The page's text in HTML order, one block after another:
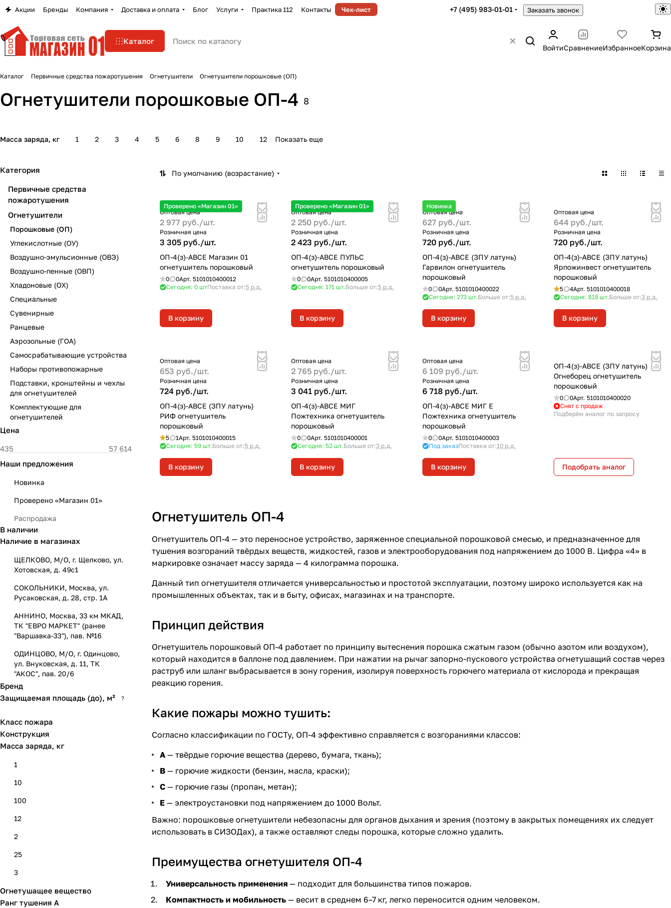
Акции Бренды Компания Доставка и оплата Блог Услуги Практика 112 Контакты Чек-лист +7 (495) 983-01-01 Заказать звонок
Каталог
ВойтиСравнениеИзбранноеКорзина
Каталог Первичные средства пожаротушения Огнетушители Огнетушители порошковые (ОП)
Огнетушители порошковые ОП-4 8
Масса заряда, кг 1 2 3 4 5 6 8 9 10 12 Показать еще
По умолчанию (возрастание)
Проверено «Магазин 01»
Оптовая цена
2 977 руб./шт.
Розничная цена
3 305 руб./шт.
ОП-4(з)-ABCE Магазин 01
огнетушитель порошковый
0 0Арт. 5101010400012
Сегодня: 0 штПоставка от:5 р.д.
В корзину
Проверено «Магазин 01»
Оптовая цена
2 250 руб./шт.
Розничная цена
2 423 руб./шт.
ОП-4(з)-ABCE ПУЛЬС
огнетушитель порошковый
0 0Арт. 5101010400005
Сегодня: 171 шт.Больше от:5 р.д.
В корзину
Новинка
Оптовая цена
627 руб./шт.
Розничная цена
720 руб./шт.
ОП-4(з)-ABCE (ЗПУ латунь)
Гарвилон огнетушитель
порошковый
0 0Арт. 5101010400022
Сегодня: 273 шт.Больше от:5 р.д.
В корзину
Оптовая цена
644 руб./шт.
Розничная цена
720 руб./шт.
ОП-4(з)-ABCE (ЗПУ латунь)
Ярпожинвест огнетушитель
порошковый
5 4Арт. 5101010400018
Сегодня: 818 шт.Больше от:3 р.д.
В корзину
Оптовая цена
653 руб./шт.
Розничная цена
724 руб./шт.
ОП-4(з)-ABCE (ЗПУ латунь)
РИФ огнетушитель
порошковый
5 1Арт. 5101010400015
Сегодня: 59 шт.Больше от:5 р.д.
В корзину
Оптовая цена
2 765 руб./шт.
Розничная цена
3 041 руб./шт.
ОП-4(з)-ABCE МИГ
Пожтехника огнетушитель
порошковый
0 0Арт. 5101010400001
Сегодня: 52 шт.Больше от:3 р.д.
В корзину
Оптовая цена
6 109 руб./шт.
Розничная цена
6 718 руб./шт.
ОП-4(з)-АВСЕ МИГ Е
Пожтехника огнетушитель
порошковый
0 0Арт. 5101010400003
Под заказПоставка от:10 р.д.
В корзину
ОП-4(з)-ABCE (ЗПУ латунь)
Огнеборец огнетушитель
порошковый
0 0Арт. 5101010400020
Снят с продаж
Подберём аналог по запросу
Подобрать аналог
Огнетушитель ОП-4
Огнетушитель ОП-4 — это переносное устройство, заряженное специальной порошковой смесью, и предназначенное для
тушения возгораний твёрдых веществ, жидкостей, газов и электрооборудования под напряжением до 1000 В. Цифра «4» в
маркировке означает массу заряда — 4 килограмма порошка.
Данный тип огнетушителя отличается универсальностью и простотой эксплуатации, поэтому широко используется как на
промышленных объектах, так и в быту, офисах, магазинах и на транспорте.
Принцип действия
Огнетушитель порошковый ОП-4 работает по принципу вытеснения порошка сжатым газом (обычно азотом или воздухом),
который находится в баллоне под давлением. При нажатии на рычаг запорно-пускового устройства огнетушащий состав через
раструб или шланг выбрасывается в зону горения, изолируя поверхность горючего материала от кислорода и прекращая
реакцию горения.
Какие пожары можно тушить:
Согласно классификации по ГОСТу, ОП-4 эффективно справляется с возгораниями классов:
A — твёрдые горючие вещества (дерево, бумага, ткань);
B — горючие жидкости (бензин, масла, краски);
C — горючие газы (пропан, метан);
E — электроустановки под напряжением до 1000 Вольт.
Важно: порошковые огнетушители небезопасны для органов дыхания и зрения (поэтому в закрытых помещениях их следует
использовать в СИЗОДах), а также оставляют следы порошка, которые сложно удалить.
Преимущества огнетушителя ОП-4
Универсальность применения — подходит для большинства типов пожаров.
Компактность и мобильность — весит в среднем 6–7 кг, легко переносится одним человеком.
Категория
Первичные средства
пожаротушения
Огнетушители
Порошковые (ОП)
Углекислотные (ОУ)
Воздушно-эмульсионные (ОВЭ)
Воздушно-пенные (ОВП)
Хладоновые (ОХ)
Специальные
Сувенирные
Ранцевые
Аэрозольные (ГОА)
Самосрабатывающие устройства
Наборы противопожарные
Подставки, кронштейны и чехлы
для огнетушителей
Комплектующие для
огнетушителей
Цена
Наши предложения
Новинка
Проверено «Магазин 01»
Распродажа
В наличии
Наличие в магазинах
ЩЕЛКОВО, М/О, г. Щелково, ул.
Хотовская, д. 49с1
СОКОЛЬНИКИ, Москва, ул.
Русаковская, д. 28, стр. 1А
АННИНО, Москва, 33 км МКАД,
ТК "ЕВРО МАРКЕТ" (ранее
"Варшавка-33"), пав. №16
ОДИНЦОВО, М/О, г. Одинцово,
ул. Внуковская, д. 11, ТК
"АКОС", пав. 20/6
Бренд
Защищаемая площадь (до), м²
?
Класс пожара
Конструкция
Масса заряда, кг
1
10
100
12
2
25
3
35
Огнетушащее вещество
Ранг тушения А